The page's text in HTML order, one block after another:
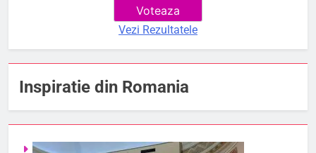
Vezi Rezultatele
Inspiratie din Romania